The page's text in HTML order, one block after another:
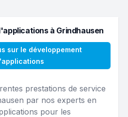
à Grindhausen
sur le développement
prestations de service
par nos experts en
pour les